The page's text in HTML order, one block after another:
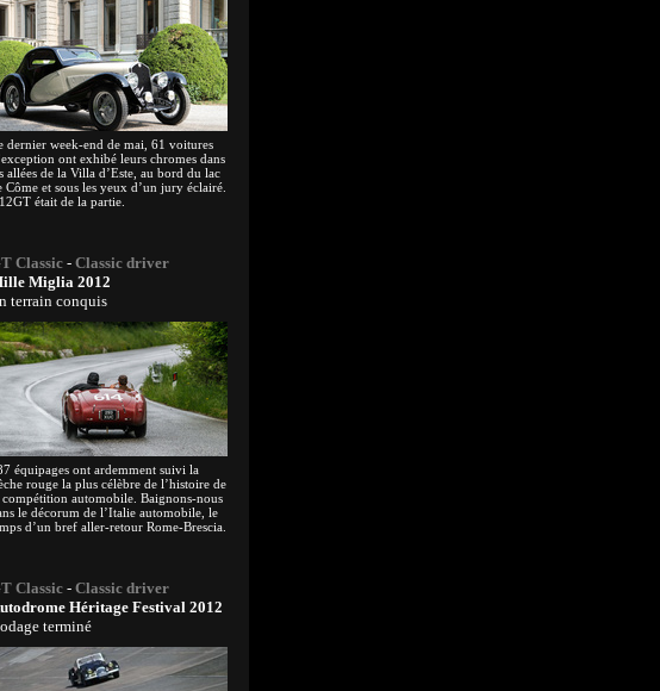
dernier week-end de mai, 61 voitures
ont exhibé leurs chromes dans
allées de la Villa d’Este, au bord du lac
Côme et sous les yeux d’un jury éclairé.
était de la partie.
Classic - Classic driver
Miglia 2012
terrain conquis
équipages ont ardemment suivi la
rouge la plus célèbre de l’histoire de
compétition automobile. Baignons-nous
le décorum de l’Italie automobile, le
d’un bref aller-retour Rome-Brescia.
Classic - Classic driver
Héritage Festival 2012
terminé